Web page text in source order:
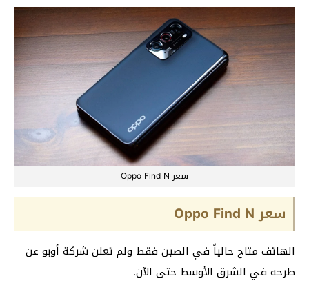
سعر Oppo Find N
سعر Oppo Find N
الهاتف متاح حالياً في الصين فقط ولم تعلن شركة أوبو عن
طرحه في الشرق الأوسط حتى الآن.